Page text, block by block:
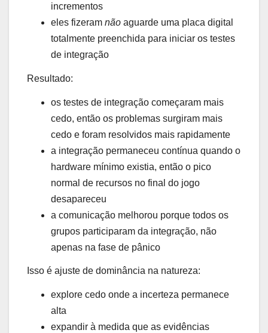
incrementos
eles fizeram não aguarde uma placa digital
totalmente preenchida para iniciar os testes
de integração
Resultado:
os testes de integração começaram mais
cedo, então os problemas surgiram mais
cedo e foram resolvidos mais rapidamente
a integração permaneceu contínua quando o
hardware mínimo existia, então o pico
normal de recursos no final do jogo
desapareceu
a comunicação melhorou porque todos os
grupos participaram da integração, não
apenas na fase de pânico
Isso é ajuste de dominância na natureza:
explore cedo onde a incerteza permanece
alta
expandir à medida que as evidências